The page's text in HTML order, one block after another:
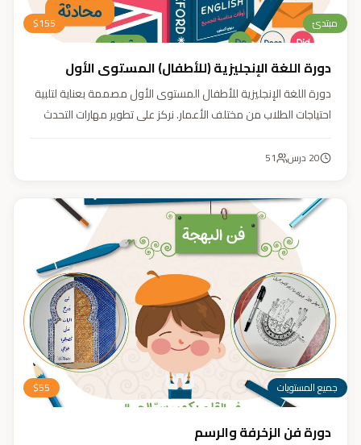
مبتدئ $155
دورة اللغة الإنجليزية (للأطفال) المستوى الأول
دورة اللغة الإنجليزية للأطفال المستوى الأول مصممة بعناية لتلبية
احتياجات الطلاب من مختلف الأعمار. نركز على تطوير مهارات التحدث
تفاعلية وأسلوب تعليمي ممتع وفعّال.
20 درس 51
جميع المستويات $55
دورة فن الزخرفة والرسم